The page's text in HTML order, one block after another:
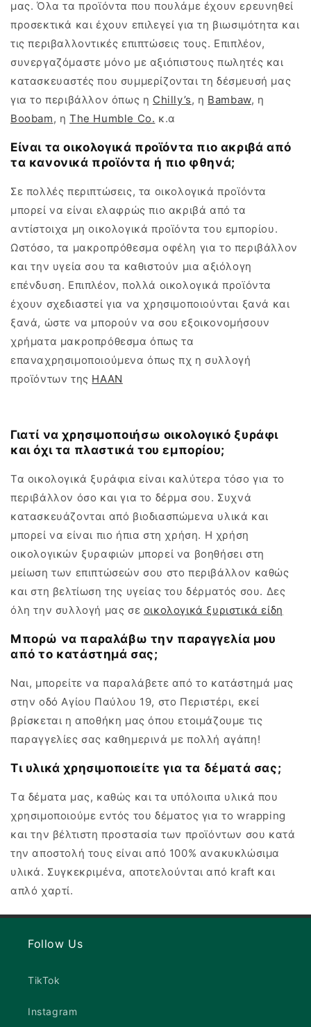
μας. Όλα τα προϊόντα που πουλάμε έχουν ερευνηθεί
προσεκτικά και έχουν επιλεγεί για τη βιωσιμότητα και
τις περιβαλλοντικές επιπτώσεις τους. Επιπλέον,
συνεργαζόμαστε μόνο με αξιόπιστους πωλητές και
κατασκευαστές που συμμερίζονται τη δέσμευσή μας
για το περιβάλλον όπως η Chilly’s, η Bambaw, η
Boobam, ηThe Humble Co. κ.α
Είναι τα οικολογικά προϊόντα πιο ακριβά από
τα κανονικά προϊόντα ή πιο φθηνά;
Σε πολλές περιπτώσεις, τα οικολογικά προϊόντα
μπορεί να είναι ελαφρώς πιο ακριβά από τα
αντίστοιχα μη οικολογικά προϊόντα του εμπορίου.
Ωστόσο, τα μακροπρόθεσμα οφέλη για το περιβάλλον
και την υγεία σου τα καθιστούν μια αξιόλογη
επένδυση. Επιπλέον, πολλά οικολογικά προϊόντα
έχουν σχεδιαστεί για να χρησιμοποιούνται ξανά και
ξανά, ώστε να μπορούν να σου εξοικονομήσουν
χρήματα μακροπρόθεσμα όπως τα
επαναχρησιμοποιούμενα όπως πχ η συλλογή
προϊόντων της HAAN
Γιατί να χρησιμοποιήσω οικολογικό ξυράφι
και όχι τα πλαστικά του εμπορίου;
Τα οικολογικά ξυράφια είναι καλύτερα τόσο για το
περιβάλλον όσο και για το δέρμα σου. Συχνά
κατασκευάζονται από βιοδιασπώμενα υλικά και
μπορεί να είναι πιο ήπια στη χρήση. Η χρήση
οικολογικών ξυραφιών μπορεί να βοηθήσει στη
μείωση των επιπτώσεών σου στο περιβάλλον καθώς
και στη βελτίωση της υγείας του δέρματός σου. Δες
όλη την συλλογή μας σε οικολογικά ξυριστικά είδη
Μπορώ να παραλάβω την παραγγελία μου
από το κατάστημά σας;
Ναι, μπορείτε να παραλάβετε από το κατάστημά μας
στην οδό Αγίου Παύλου 19, στο Περιστέρι, εκεί
βρίσκεται η αποθήκη μας όπου ετοιμάζουμε τις
παραγγελίες σας καθημερινά με πολλή αγάπη!
Τι υλικά χρησιμοποιείτε για τα δέματά σας;
Tα δέματα μας, καθώς και τα υπόλοιπα υλικά που
χρησιμοποιούμε εντός του δέματος για το wrapping
και την βέλτιστη προστασία των προϊόντων σου κατά
την αποστολή τους είναι από 100% ανακυκλώσιμα
υλικά. Συγκεκριμένα, αποτελούνται από kraft και
απλό χαρτί.
Follow Us
TikTok
Instagram